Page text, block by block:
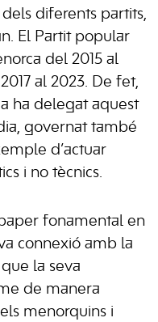
diferents partits,
El Partit popular
del 2015 al
al 2023. De fet,
ha delegat aquest
governat també
d’actuar
i no tècnics.
fonamental en
connexió amb la
la seva
de manera
menorquins i